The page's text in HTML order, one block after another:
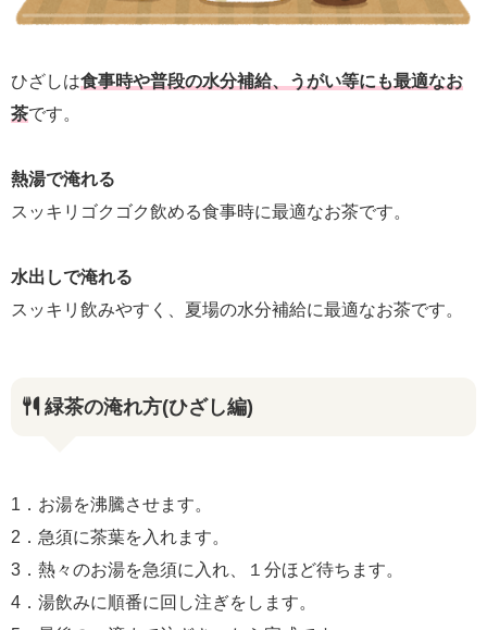
ひざしは食事時や普段の水分補給、うがい等にも最適なお
茶です。
熱湯で淹れる
スッキリゴクゴク飲める食事時に最適なお茶です。
水出しで淹れる
スッキリ飲みやすく、夏場の水分補給に最適なお茶です。
緑茶の淹れ方(ひざし編)
1．お湯を沸騰させます。
2．急須に茶葉を入れます。
3．熱々のお湯を急須に入れ、１分ほど待ちます。
4．湯飲みに順番に回し注ぎをします。